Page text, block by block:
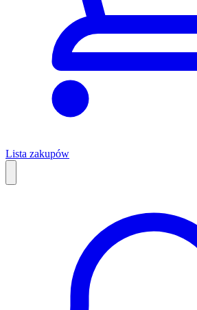
Lista zakupów